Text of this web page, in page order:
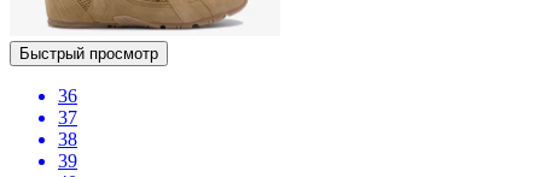
Быстрый просмотр
36
37
38
39